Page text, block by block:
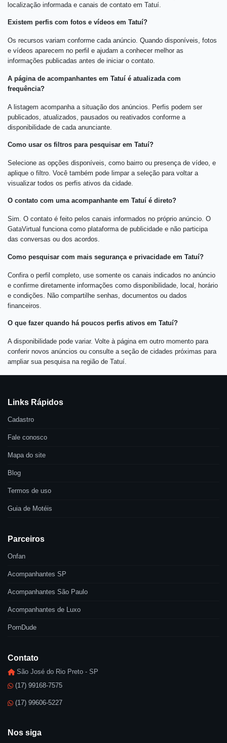
localização informada e canais de contato em Tatuí.
Existem perfis com fotos e vídeos em Tatuí?
Os recursos variam conforme cada anúncio. Quando disponíveis, fotos
e vídeos aparecem no perfil e ajudam a conhecer melhor as
informações publicadas antes de iniciar o contato.
A página de acompanhantes em Tatuí é atualizada com
frequência?
A listagem acompanha a situação dos anúncios. Perfis podem ser
publicados, atualizados, pausados ou reativados conforme a
disponibilidade de cada anunciante.
Como usar os filtros para pesquisar em Tatuí?
Selecione as opções disponíveis, como bairro ou presença de vídeo, e
aplique o filtro. Você também pode limpar a seleção para voltar a
visualizar todos os perfis ativos da cidade.
O contato com uma acompanhante em Tatuí é direto?
Sim. O contato é feito pelos canais informados no próprio anúncio. O
GataVirtual funciona como plataforma de publicidade e não participa
das conversas ou dos acordos.
Como pesquisar com mais segurança e privacidade em Tatuí?
Confira o perfil completo, use somente os canais indicados no anúncio
e confirme diretamente informações como disponibilidade, local, horário
e condições. Não compartilhe senhas, documentos ou dados
financeiros.
O que fazer quando há poucos perfis ativos em Tatuí?
A disponibilidade pode variar. Volte à página em outro momento para
conferir novos anúncios ou consulte a seção de cidades próximas para
ampliar sua pesquisa na região de Tatuí.
Links Rápidos
Cadastro
Fale conosco
Mapa do site
Blog
Termos de uso
Guia de Motéis
Parceiros
Onfan
Acompanhantes SP
Acompanhantes São Paulo
Acompanhantes de Luxo
PornDude
Contato
São José do Rio Preto - SP
(17) 99168-7575
(17) 99606-5227
Nos siga